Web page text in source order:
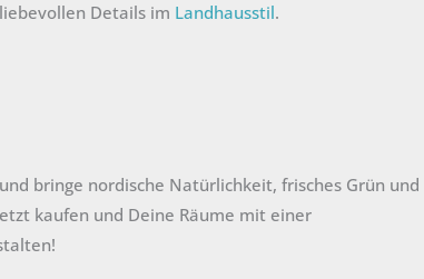
Details im Landhausstil.
bringe nordische Natürlichkeit, frisches Grün und
kaufen und Deine Räume mit einer